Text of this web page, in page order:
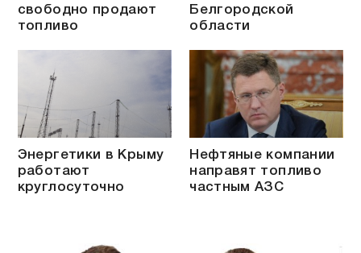
свободно продают
топливо
Белгородской
области
Энергетики в Крыму
работают
круглосуточно
Нефтяные компании
направят топливо
частным АЗС